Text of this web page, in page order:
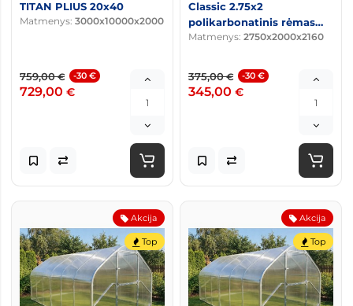
TITAN PLIUS 20x40
Matmenys: 3000x10000x2000
759,00€ -30 €
729,00 €
Classic 2.75x2
polikarbonatinis rėmas
20x40
Matmenys: 2750x2000x2160
375,00€ -30 €
345,00 €
Akcija
Top
Akcija
Top